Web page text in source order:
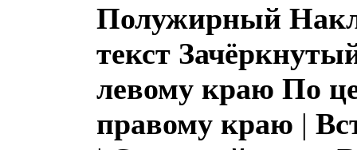
Полужирный
текст
левому краю По
правому краю |